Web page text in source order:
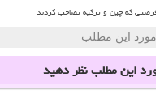
مورد این مطلب
این مطلبنظر دهید